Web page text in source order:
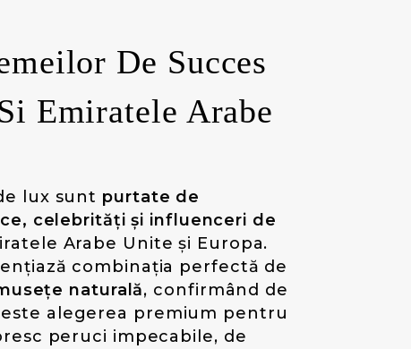
De Succes
Emiratele Arabe
lux sunt purtate de
celebrități și influenceri de
Arabe Unite și Europa.
combinația perfectă de
naturală, confirmând de
alegerea premium pentru
peruci impecabile, de